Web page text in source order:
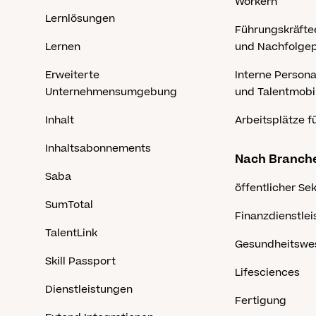
Lernlösungen
Lernen
Erweiterte
Unternehmensumgebung
Inhalt
Inhaltsabonnements
Saba
SumTotal
TalentLink
Skill Passport
Dienstleistungen
und
Interne
und
Arbeitsplätze
Nach
öffentlicher
Lifesciences
Fertigung